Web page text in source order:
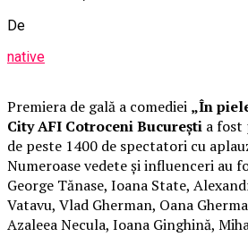
De
native
Premiera de gală a comediei „În
City AFI Cotroceni București a fost
de peste 1400 de spectatori cu
Numeroase vedete și influenceri au
George Tănase, Ioana State,
Vatavu, Vlad Gherman, Oana
Azaleea Necula, Ioana Ginghină,